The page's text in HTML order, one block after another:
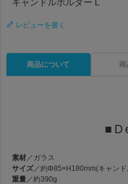
キャンドルホルダー L
レビューを書く
商品について
素材／ガラス
サイズ／約Φ85×H180mm(キャン
重量／約390g
商